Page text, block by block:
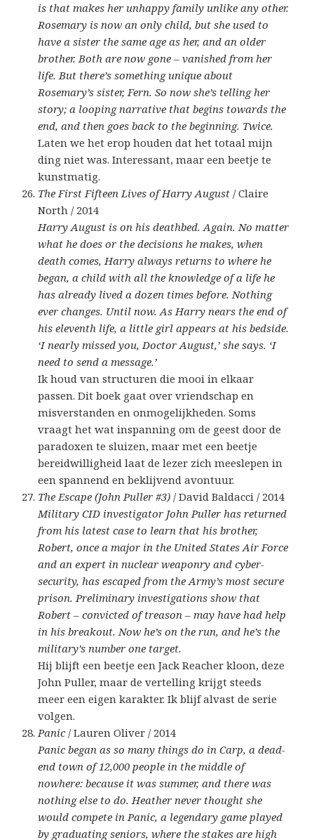
is that makes her unhappy family unlike any other.
Rosemary is now an only child, but she used to
have a sister the same age as her, and an older
brother. Both are now gone – vanished from her
life. But there’s something unique about
Rosemary’s sister, Fern. So now she’s telling her
story; a looping narrative that begins towards the
end, and then goes back to the beginning. Twice.
Laten we het erop houden dat het totaal mijn
ding niet was. Interessant, maar een beetje te
kunstmatig.
The First Fifteen Lives of Harry August / Claire
North / 2014
Harry August is on his deathbed. Again. No matter
what he does or the decisions he makes, when
death comes, Harry always returns to where he
began, a child with all the knowledge of a life he
has already lived a dozen times before. Nothing
ever changes. Until now. As Harry nears the end of
his eleventh life, a little girl appears at his bedside.
‘I nearly missed you, Doctor August,’ she says. ‘I
need to send a message.’
Ik houd van structuren die mooi in elkaar
passen. Dit boek gaat over vriendschap en
misverstanden en onmogelijkheden. Soms
vraagt het wat inspanning om de geest door de
paradoxen te sluizen, maar met een beetje
bereidwilligheid laat de lezer zich meeslepen in
een spannend en beklijvend avontuur.
The Escape (John Puller #3) / David Baldacci / 2014
Military CID investigator John Puller has returned
from his latest case to learn that his brother,
Robert, once a major in the United States Air Force
and an expert in nuclear weaponry and cyber-
security, has escaped from the Army’s most secure
prison. Preliminary investigations show that
Robert – convicted of treason – may have had help
in his breakout. Now he’s on the run, and he’s the
military’s number one target.
Hij blijft een beetje een Jack Reacher kloon, deze
John Puller, maar de vertelling krijgt steeds
meer een eigen karakter. Ik blijf alvast de serie
volgen.
Panic/ Lauren Oliver / 2014
Panic began as so many things do in Carp, a dead-
end town of 12,000 people in the middle of
nowhere: because it was summer, and there was
nothing else to do. Heather never thought she
would compete in Panic, a legendary game played
by graduating seniors, where the stakes are high